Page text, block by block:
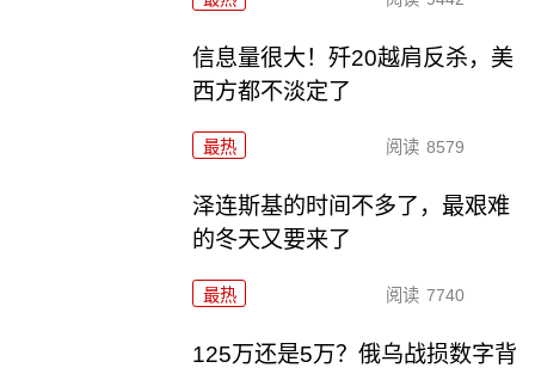
信息量很大！歼20越肩反杀，美
西方都不淡定了
最热 阅读 8579
泽连斯基的时间不多了，最艰难
的冬天又要来了
最热 阅读 7740
125万还是5万？俄乌战损数字背